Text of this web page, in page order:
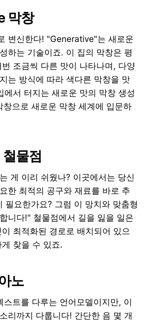
막창
변신한다! "Generative"는 새로운
하는 기술이죠. 이 집의 막창은 평
조금씩 다른 맛이 나타나며, 다양
는 방식에 따라 색다른 막창을 맛
에서 터지는 새로운 맛의 막창 생성
으로 새로운 막창 세계에 입문하
물점
게 이리 쉬웠나? 이곳에서는 당신
한 최적의 공구와 재료를 바로 추
필요한가요? 그럼 이 망치와 맞춤형
니다!" 철물점에서 길을 잃을 일은
최적화된 경로로 배치되어 있으
찾을 수 있죠.
노
트를 다루는 언어모델이지만, 이
리까지 다룹니다! 간단한 음 몇 개